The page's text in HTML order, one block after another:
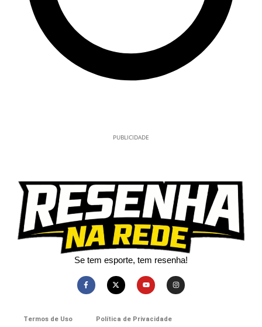
PUBLICIDADE
Se tem esporte, tem resenha!​
Termos de Uso Política de Privacidade